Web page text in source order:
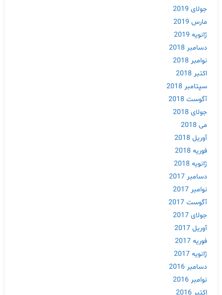
جولای 2019
مارس 2019
ژانویه 2019
دسامبر 2018
نوامبر 2018
اکتبر 2018
سپتامبر 2018
آگوست 2018
جولای 2018
می 2018
آوریل 2018
فوریه 2018
ژانویه 2018
دسامبر 2017
نوامبر 2017
آگوست 2017
جولای 2017
آوریل 2017
فوریه 2017
ژانویه 2017
دسامبر 2016
نوامبر 2016
اکتبر 2016